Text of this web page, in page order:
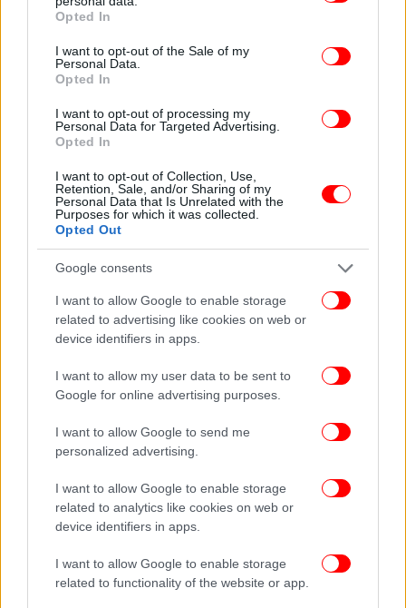
grant or deny consent to Google and its third-party tags to
use your data for below specified purposes in below Google
consent section.
Opted In
I want to opt-out of the Sale of my
Personal Data.
Opted In
I want to opt-out of processing my
Personal Data for Targeted Advertising.
Opted In
I want to opt-out of Collection, Use,
Retention, Sale, and/or Sharing of my
Personal Data that Is Unrelated with the
Purposes for which it was collected.
Opted Out
Google consents
I want to allow Google to enable storage
related to advertising like cookies on web or
device identifiers in apps.
I want to allow my user data to be sent to
Google for online advertising purposes.
I want to allow Google to send me
personalized advertising.
I want to allow Google to enable storage
related to analytics like cookies on web or
device identifiers in apps.
I want to allow Google to enable storage
related to functionality of the website or app.
συνταξιοδότησης για υπαλλήλους με 35ετία γίνεται
60 έτη, ενώ για τους ελεύθερους επαγγελματίες η
ένσημα, το όριο αυξάνεται στα 62 έτη. Για το
δημόσιο, η 35ετία θα πάει στα 60 έτη.
Ασφαλισμένοι μετά το 1993: μειωμένη σύνταξη στα
62 έτη, ενώ η 15ετία από τα 65 πάει στα 67 με
20ετία.
Θα πληρώσουμε περισσότερα
Μαζί με όλες τις περικοπές δαπανών, το Μνημόνιο
3 προβλέπει και μια σειρά νέων φόρων και
αφορολόγητο για τους ελεύθερους επαγγελματίες,
αλλάζουν οι φορολογικοί συντελεστές, και
καταργούνται αναδρομικά όλες οι φοροαπαλλαγές
(τόκοι στεγαστικών δανείων κοκ).
Παράλληλα, το νέο Μνημόνιο προβλέπει αύξηση
στο 12% για τον φόρο στους τόκους καταθέσεων,
αύξηση φόρου στα τσιγάρα, εξίσωση
αντικειμενικών και εμπορικών τιμών στα ακίνητα
το 2013, εξίσωση φόρων κατανάλωσης στο